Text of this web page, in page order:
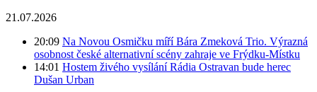
21.07.2026
20:09 Na Novou Osmičku míří Bára Zmeková Trio. Výrazná
osobnost české alternativní scény zahraje ve Frýdku-Místku
14:01 Hostem živého vysílání Rádia Ostravan bude herec
Dušan Urban